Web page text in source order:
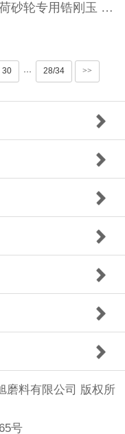
重负荷砂轮专用锆刚玉 水性研磨剂锆刚玉粒度砂
30 ··· 28/34 >>
磨料有限公司 版权所
号